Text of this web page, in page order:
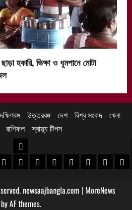
হকারি, ভিক্ষা ও ধূমপানে মোটা
দক্ষিণবঙ্গ উত্তরবঙ্গ দেশ বিশ্ব সংবাদ খেলা
রাশিফল স্বাস্থ্য টিপস
খবর
মুর্শিদাবাদ খবর
উত্তরবঙ্গ
কোচবিহার নিউজ
আলিপুরদুয়ার খবর
জলপাইগুড়ি খবর
শিলিগুড়ি খবর
উত্তরদক্ষিণ
newsaajbangla.com | MoreNews
by AF themes.